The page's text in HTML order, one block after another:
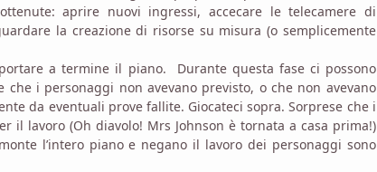
aprire nuovi ingressi, accecare le telecamere di
la creazione di risorse su misura (o semplicemente
a termine il piano. Durante questa fase ci possono
che i personaggi non avevano previsto, o che non avevano
da eventuali prove fallite. Giocateci sopra. Sorprese che i
il lavoro (Oh diavolo! Mrs Johnson è tornata a casa prima!)
l’intero piano e negano il lavoro dei personaggi sono